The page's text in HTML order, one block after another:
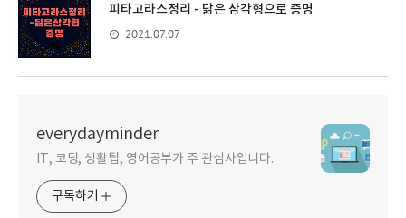
피타고라스정리 - 닮은 삼각형으로 증명
2021.07.07
everydayminder
IT, 코딩, 생활팁, 영어공부가 주 관심사입니다.
구독하기